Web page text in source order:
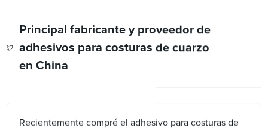
Principal fabricante y proveedor de
adhesivos para costuras de cuarzo
en China
Recientemente compré el adhesivo para costuras de